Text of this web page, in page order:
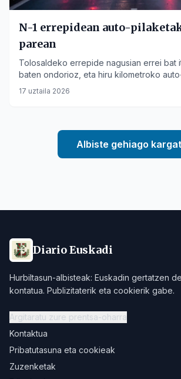
N-1 errepidean auto-
parean
Tolosaldeko errepide nagusian errei bat
baten ondorioz, eta hiru kilometroko
17 uztaila 2026
Albiste gehiago
Diario Euskadi
Hurbiltasun-albisteak: Euskadin gertatzen
kontatua. Publizitaterik eta cookierik gabe.
Argitaratu zure prentsa-oharra
Kontaktua
Pribatutasuna eta cookieak
Zuzenketak